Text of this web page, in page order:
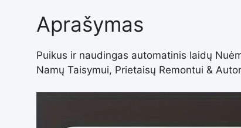
Aprašymas
Puikus ir naudingas automatinis laidų
Namų Taisymui, Prietaisų Remontui &